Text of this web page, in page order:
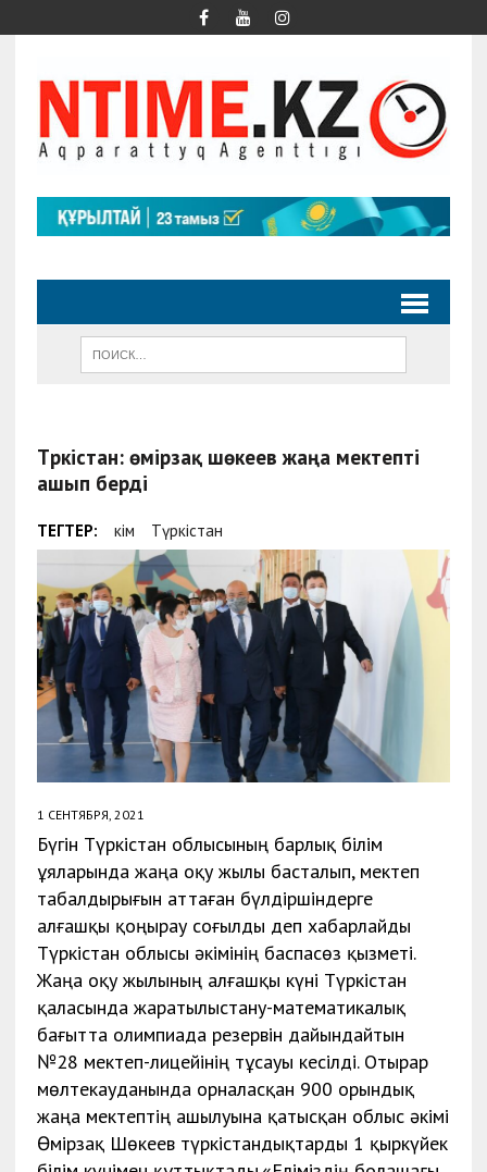
Түркістан: өмірзақ шөкеев жаңа мектепті
ашып берді
ТЕГТЕР: Әкім Түркістан
1 СЕНТЯБРЯ, 2021
Бүгін Түркістан облысының барлық білім
ұяларында жаңа оқу жылы басталып, мектеп
табалдырығын аттаған бүлдіршіндерге
алғашқы қоңырау соғылды деп хабарлайды
Түркістан облысы әкімінің баспасөз қызметі.
Жаңа оқу жылының алғашқы күні Түркістан
қаласында жаратылыстану-математикалық
бағытта олимпиада резервін дайындайтын
№28 мектеп-лицейінің тұсауы кесілді. Отырар
мөлтекауданында орналасқан 900 орындық
жаңа мектептің ашылуына қатысқан облыс әкімі
Өмірзақ Шөкеев түркістандықтарды 1 қыркүйек